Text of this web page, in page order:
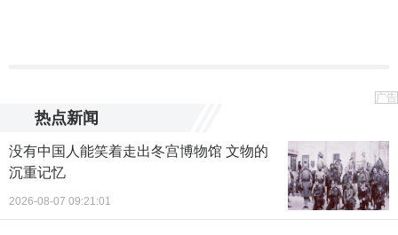
广告
热点新闻
没有中国人能笑着走出冬宫博物馆 文物的
沉重记忆
2026-08-07 09:21:01